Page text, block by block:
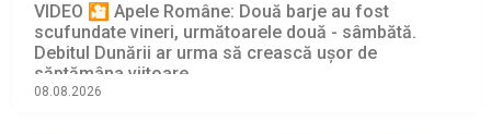
VIDEO 🎦 Apele Române: Două barje au fost
scufundate vineri, următoarele două - sâmbătă.
Debitul Dunării ar urma să crească ușor de
săptămâna viitoare
08.08.2026